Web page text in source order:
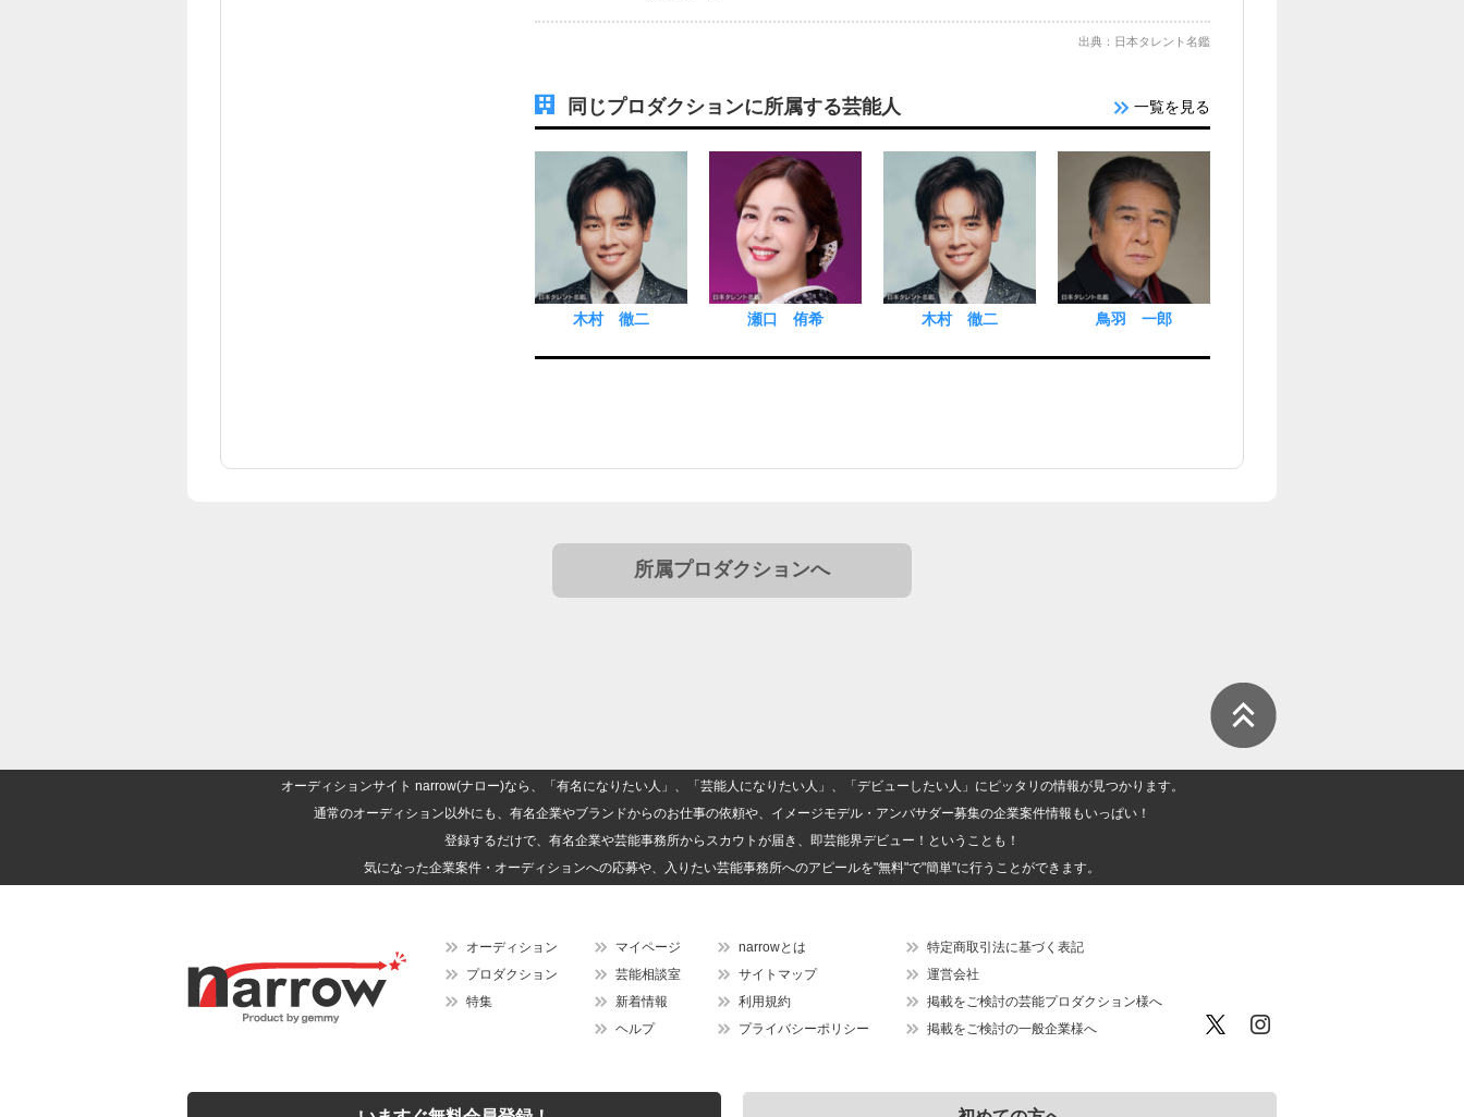
出典：日本タレント名鑑
同じプロダクションに所属する芸能人 一覧を見る
木村 徹二 瀬口 侑希 木村 徹二 鳥羽 一郎
所属プロダクションへ
オーディションサイト narrow(ナロー)なら、「有名になりたい人」、「芸能人になりたい人」、「デビューしたい人」にピッタリの情報が見つかります。
通常のオーディション以外にも、有名企業やブランドからのお仕事の依頼や、イメージモデル・アンバサダー募集の企業案件情報もいっぱい！
登録するだけで、有名企業や芸能事務所からスカウトが届き、即芸能界デビュー！ということも！
気になった企業案件・オーディションへの応募や、入りたい芸能事務所へのアピールを"無料"で"簡単"に行うことができます。
オーディション
プロダクション
特集
マイページ
芸能相談室
新着情報
ヘルプ
narrowとは
サイトマップ
利用規約
プライバシーポリシー
特定商取引法に基づく表記
運営会社
掲載をご検討の芸能プロダクション様へ
掲載をご検討の一般企業様へ